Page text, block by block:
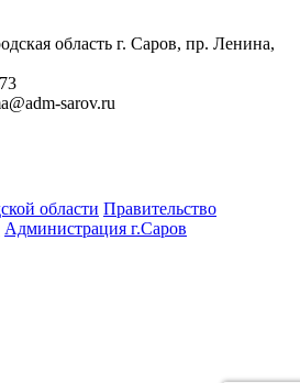
область г. Саров, пр. Ленина,
sarov.ru
области Правительство
Администрация г.Саров